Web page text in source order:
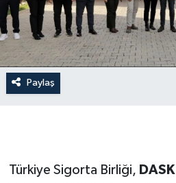
Paylaş
Türkiye Sigorta Birliği,
DÜNYA
ROPORTAJ
MAGAZİN